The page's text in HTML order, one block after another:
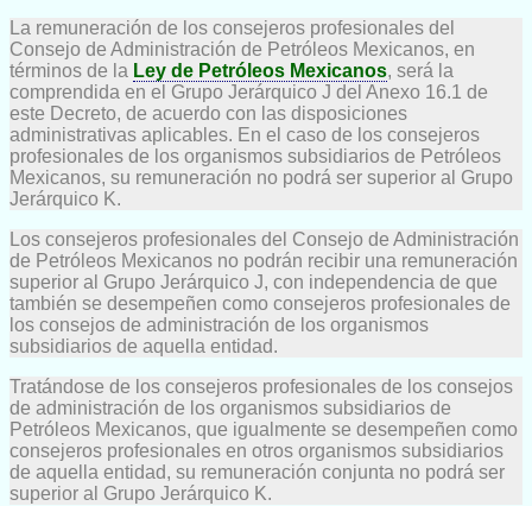
La remuneración de los consejeros profesionales del
Consejo de Administración de Petróleos Mexicanos, en
términos de la Ley de Petróleos Mexicanos, será la
comprendida en el Grupo Jerárquico J del Anexo 16.1 de
este Decreto, de acuerdo con las disposiciones
administrativas aplicables. En el caso de los consejeros
profesionales de los organismos subsidiarios de Petróleos
Mexicanos, su remuneración no podrá ser superior al Grupo
Jerárquico K.
Los consejeros profesionales del Consejo de Administración
de Petróleos Mexicanos no podrán recibir una remuneración
superior al Grupo Jerárquico J, con independencia de que
también se desempeñen como consejeros profesionales de
los consejos de administración de los organismos
subsidiarios de aquella entidad.
Tratándose de los consejeros profesionales de los consejos
de administración de los organismos subsidiarios de
Petróleos Mexicanos, que igualmente se desempeñen como
consejeros profesionales en otros organismos subsidiarios
de aquella entidad, su remuneración conjunta no podrá ser
superior al Grupo Jerárquico K.